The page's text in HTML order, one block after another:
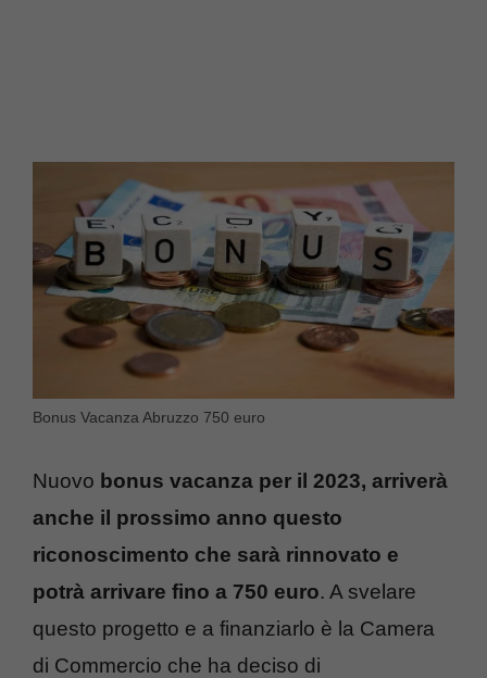
Bonus Vacanza Abruzzo 750 euro
Nuovo bonus vacanza per il 2023, arriverà
anche il prossimo anno questo
riconoscimento che sarà rinnovato e
potrà arrivare fino a 750 euro. A svelare
questo progetto e a finanziarlo è la Camera
di Commercio che ha deciso di